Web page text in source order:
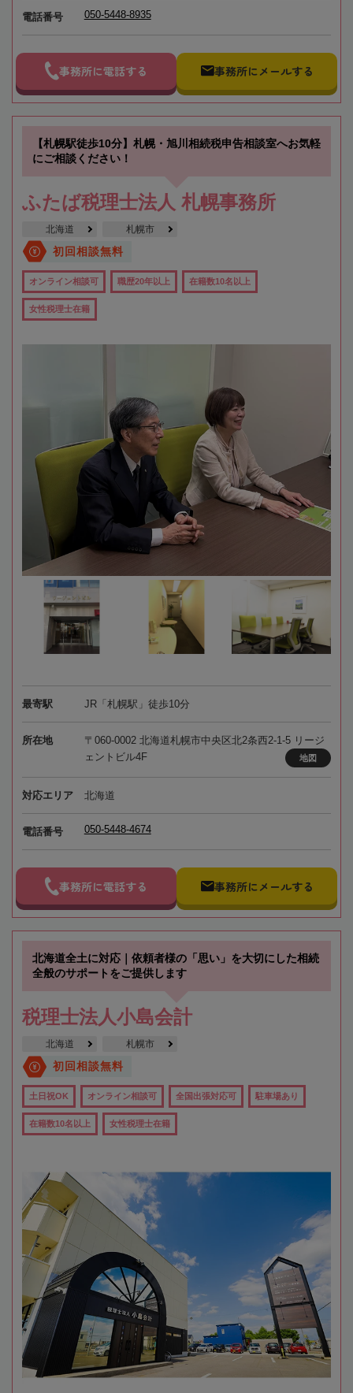
電話番号 050-5448-8935
事務所に電話する 事務所にメールする
【札幌駅徒歩10分】札幌・旭川相続税申告相談室へお気軽
にご相談ください！
ふたば税理士法人 札幌事務所
北海道 札幌市
初回相談無料
オンライン相談可 職歴20年以上 在籍数10名以上
女性税理士在籍
最寄駅 JR「札幌駅」徒歩10分
所在地
〒060-0002 北海道札幌市中央区北2条西2-1-5 リージ
ェントビル4F
地図
対応エリア 北海道
電話番号 050-5448-4674
事務所に電話する 事務所にメールする
北海道全土に対応｜依頼者様の「思い」を大切にした相続
全般のサポートをご提供します
税理士法人小島会計
北海道 札幌市
初回相談無料
土日祝OK オンライン相談可 全国出張対応可 駐車場あり
在籍数10名以上 女性税理士在籍